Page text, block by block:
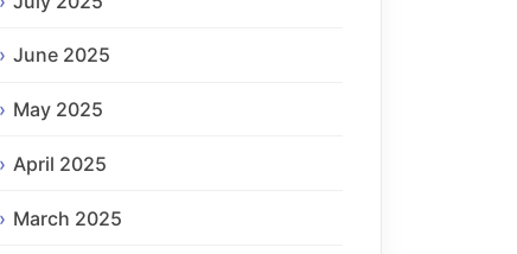
June 2025
May 2025
April 2025
March 2025